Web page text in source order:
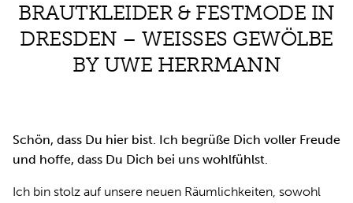
BRAUT­KLEI­DER & FEST­MODE IN
DRES­DEN – WEI­SSES GE­WÖL­BE B
Y UWE HERR­MANN
Schön, dass Du hier bist. Ich begrüße Dich voller Freude
und hoffe, dass Du Dich bei uns wohlfühlst.
Ich bin stolz auf un­se­re neu­en Räum­lich­kei­ten, so­wohl